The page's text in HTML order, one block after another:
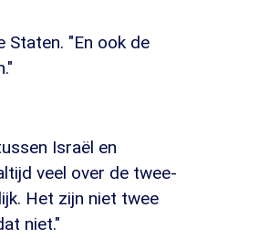
Staten. "En ook de
Israël en
veel over de twee-
Het zijn niet twee
niet."